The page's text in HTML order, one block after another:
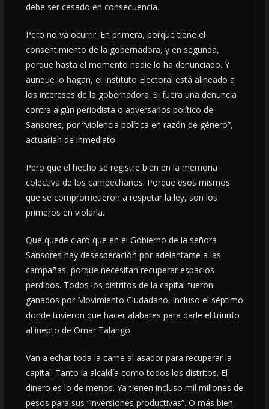
debe ser cesado en consecuencia.
Pero no va ocurrir. En primera, porque tiene el
consentimiento de la gobernadora, y en segunda,
porque hasta el momento nadie lo ha denunciado. Y
aunque lo hagan, el Instituto Electoral está alineado a
los intereses de la gobernadora. Si fuera una denuncia
contra algún periodista o adversarios político de
Sansores, por “violencia política en razón de género”,
actuarían de inmediato.
Pero que el hecho se registre bien en la memoria
colectiva de los campechanos. Porque esos mismos
que se comprometieron a respetar la ley, son los
primeros en violarla.
Que quede claro que en el Gobierno de la señora
Sansores hay desesperación por adelantarse a las
campañas, porque necesitan recuperar espacios
perdidos. Todos los distritos de la capital fueron
ganados por Movimiento Ciudadano, incluso el séptimo
donde tuvieron que hacer alabares para darle el triunfo
al inepto de Omar Talango.
Van a echar toda la carne al asador para recuperar la
capital. Tanto la alcaldía como todos los distritos. El
dinero es lo de menos. Ya tienen incluso mil millones de
pesos para sus “inversiones productivas”. O más bien,